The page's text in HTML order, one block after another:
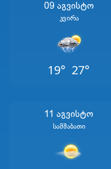
09 Აგვისტო
Კვირა
19° 27°
11 Აგვისტო
Სამშაბათი